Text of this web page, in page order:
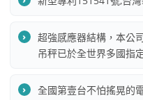
超強感應器結構，本公
吊秤已於全世界多國指
全國第壹台不怕搖晃的